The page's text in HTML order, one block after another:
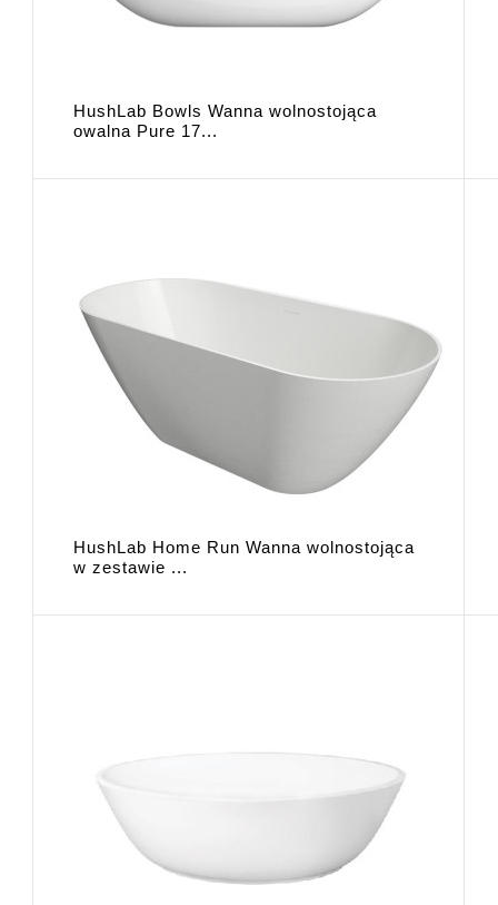
HushLab Bowls Wanna wolnostojąca
owalna Pure 17...
HushLab Home Run Wanna wolnostojąca
w zestawie ...